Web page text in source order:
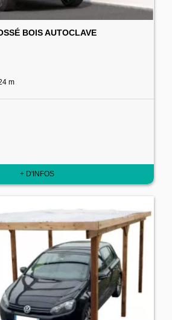
BOIS AUTOCLAVE
m
+ D'INFOS